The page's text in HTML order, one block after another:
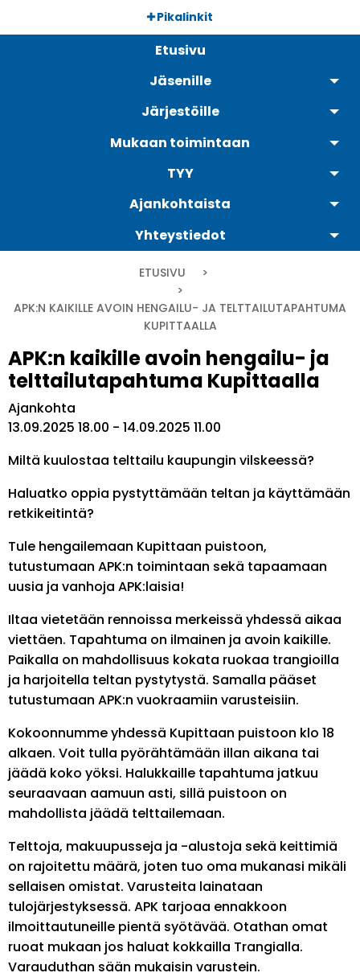
Pikalinkit
Etusivu
Jäsenille
Järjestöille
Mukaan toimintaan
TYY
Ajankohtaista
Yhteystiedot
ETUSIVU
CURRENT:
APK:N KAIKILLE AVOIN HENGAILU- JA TELTTAILUTAPAHTUMA
KUPITTAALLA
APK:n kaikille avoin hengailu- ja
telttailutapahtuma Kupittaalla
Ajankohta
13.09.2025 18.00 - 14.09.2025 11.00
Miltä kuulostaa telttailu kaupungin vilskeessä?
Haluatko oppia pystyttämään teltan ja käyttämään
retkikeitintä?
Tule hengailemaan Kupittaan puistoon,
tutustumaan APK:n toimintaan sekä tapaamaan
uusia ja vanhoja APK:laisia!
Iltaa vietetään rennoissa merkeissä yhdessä aikaa
viettäen. Tapahtuma on ilmainen ja avoin kaikille.
Paikalla on mahdollisuus kokata ruokaa trangioilla
ja harjoitella teltan pystytystä. Samalla pääset
tutustumaan APK:n vuokraamiin varusteisiin.
Kokoonnumme yhdessä Kupittaan puistoon klo 18
alkaen. Voit tulla pyörähtämään illan aikana tai
jäädä koko yöksi. Halukkaille tapahtuma jatkuu
seuraavaan aamuun asti, sillä puistoon on
mahdollista jäädä telttailemaan.
Telttoja, makuupusseja ja -alustoja sekä keittimiä
on rajoitettu määrä, joten tuo oma mukanasi mikäli
sellaisen omistat. Varusteita lainataan
tulojärjestyksessä. APK tarjoaa ennakkoon
ilmoittautuneille pientä syötävää. Otathan omat
ruoat mukaan jos haluat kokkailla Trangialla.
Varauduthan sään mukaisin varustein.